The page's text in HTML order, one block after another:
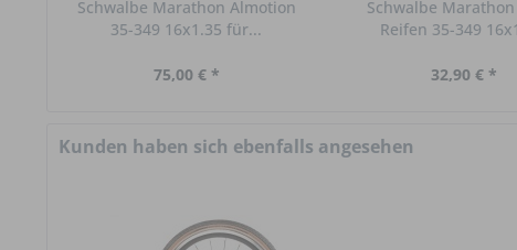
Schwalbe Marathon Almotion
35-349 16x1.35 für...
75,00 € *
Schwalbe
Reifen 35-349
32,90 € *
Kunden haben sich ebenfalls angesehen